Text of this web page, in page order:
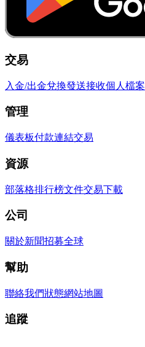
交易
入金/出金兌換發送接收個人檔案
管理
儀表板付款連結交易
資源
部落格排行榜文件交易下載
公司
關於新聞招募全球
幫助
聯絡我們狀態網站地圖
追蹤